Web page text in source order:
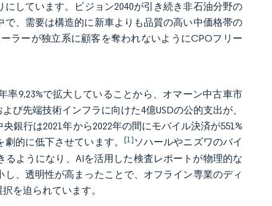
しています。ビジョン2040が引き続き非石油分野の
、需要は構造的に新車よりも品質の高い中価格帯の
ラーが独立系に顧客を奪われないようにCPOフリー
率9.23%で拡大していることから、オマーン中古車市
び先端技術インフラに向けた4億USDの公的支出が、
銀行は2021年から2022年の間にモバイル決済が551%
的に低下させています。 [1]ソハールやニズワのバイ
ようになり、AIを活用した検査レポートが物理的な
、透明性が高まったことで、オフライン専業のディ
を迫られています。